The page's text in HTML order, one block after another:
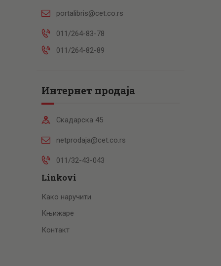
portalibris@cet.co.rs
011/264-83-78
011/264-82-89
Интернет продаја
Скадарска 45
netprodaja@cet.co.rs
011/32-43-043
Linkovi
Како наручити
Књижаре
Контакт